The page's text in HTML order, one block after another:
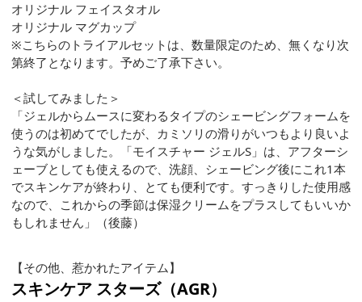
オリジナル フェイスタオル
オリジナル マグカップ
※こちらのトライアルセットは、数量限定のため、無くなり次
第終了となります。予めご了承下さい。
＜試してみました＞
「ジェルからムースに変わるタイプのシェービングフォームを
使うのは初めてでしたが、カミソリの滑りがいつもより良いよ
うな気がしました。「モイスチャー ジェルS」は、アフターシ
ェーブとしても使えるので、洗顔、シェービング後にこれ1本
でスキンケアが終わり、とても便利です。すっきりした使用感
なので、これからの季節は保湿クリームをプラスしてもいいか
もしれません」（後藤）
【その他、惹かれたアイテム】
スキンケア スターズ（AGR）